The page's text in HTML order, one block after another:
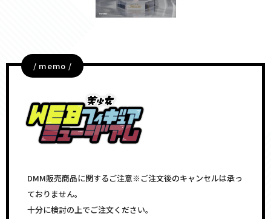
/ memo /
DMM販売商品に関するご注意※ご注文後のキャンセルは承っ
ておりません。
十分に検討の上でご注文ください。